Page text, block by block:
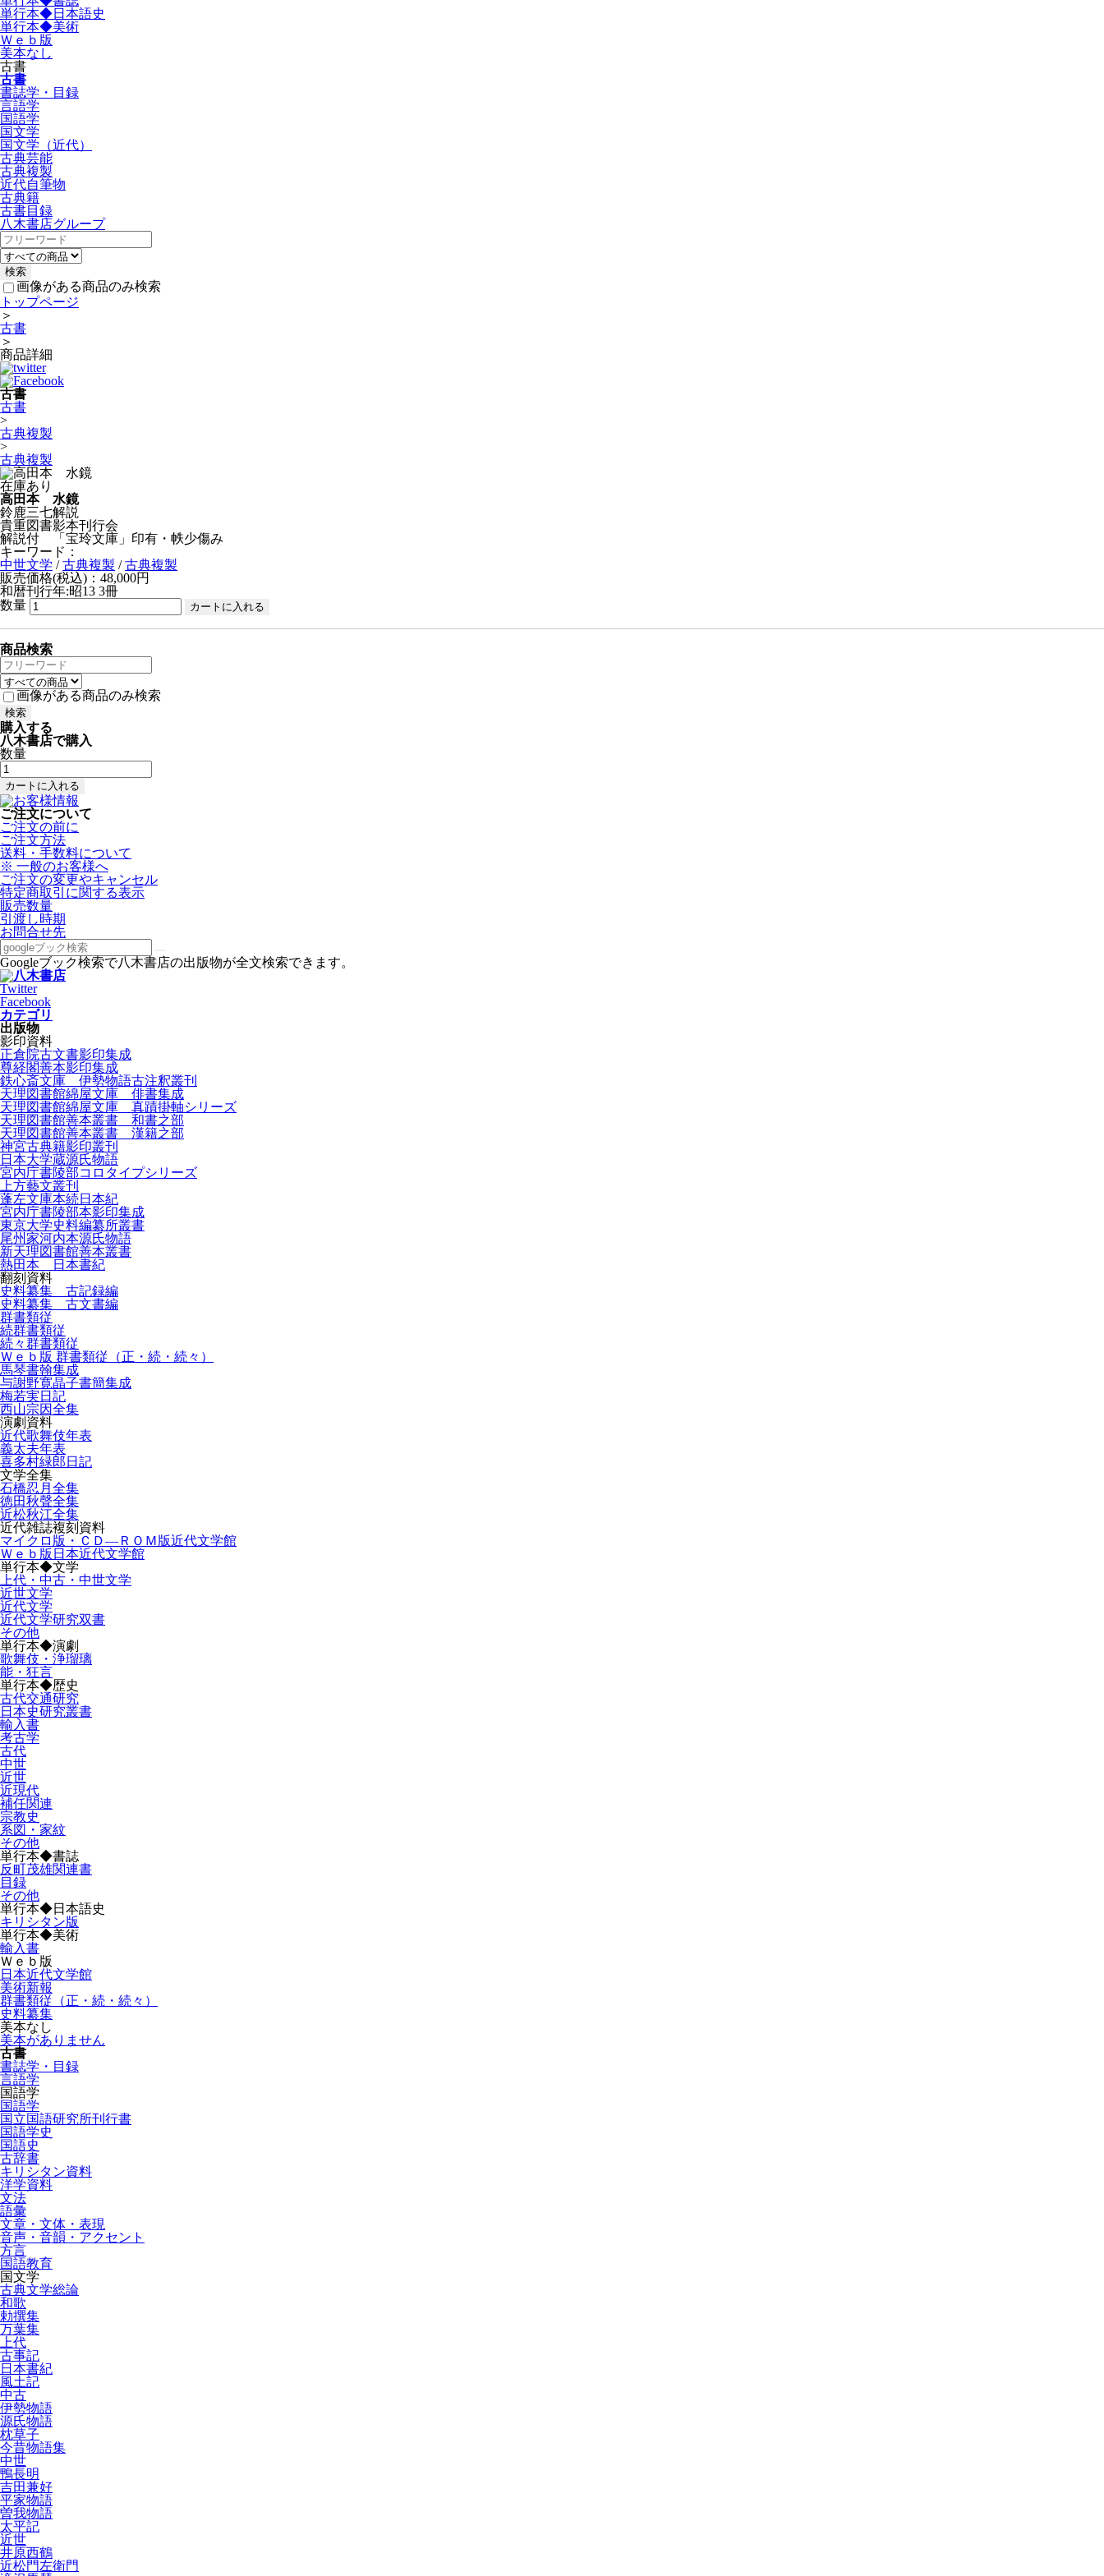
単行本◆日本語史
単行本◆美術
Ｗｅｂ版
美本なし
古書
古書
書誌学・目録
言語学
国語学
国文学
国文学（近代）
古典芸能
古典複製
近代自筆物
古典籍
古書目録
八木書店グループ
画像がある商品のみ検索
トップページ
＞
古書
＞
商品詳細
古書
古書
>
古典複製
>
古典複製
在庫あり
高田本 水鏡
鈴鹿三七解説
貴重図書影本刊行会
解説付 「宝玲文庫」印有・帙少傷み
キーワード：
中世文学 /古典複製 /古典複製
販売価格(税込)：48,000円
和暦刊行年:昭13 3冊
数量
商品検索
画像がある商品のみ検索
購入する
八木書店で購入
数量
ご注文について
ご注文の前に
ご注文方法
送料・手数料について
※ 一般のお客様へ
ご注文の変更やキャンセル
特定商取引に関する表示
販売数量
引渡し時期
お問合せ先
Googleブック検索で八木書店の出版物が全文検索できます。
Twitter
Facebook
カテゴリ
出版物
影印資料
正倉院古文書影印集成
尊経閣善本影印集成
鉄心斎文庫 伊勢物語古注釈叢刊
天理図書館綿屋文庫 俳書集成
天理図書館綿屋文庫 真蹟掛軸シリーズ
天理図書館善本叢書 和書之部
天理図書館善本叢書 漢籍之部
神宮古典籍影印叢刊
日本大学蔵源氏物語
宮内庁書陵部コロタイプシリーズ
上方藝文叢刊
蓬左文庫本続日本紀
宮内庁書陵部本影印集成
東京大学史料編纂所叢書
尾州家河内本源氏物語
新天理図書館善本叢書
熱田本 日本書紀
翻刻資料
史料纂集 古記録編
史料纂集 古文書編
群書類従
続群書類従
続々群書類従
Ｗｅｂ版 群書類従（正・続・続々）
馬琴書翰集成
与謝野寛晶子書簡集成
梅若実日記
西山宗因全集
演劇資料
近代歌舞伎年表
義太夫年表
喜多村緑郎日記
文学全集
石橋忍月全集
徳田秋聲全集
近松秋江全集
近代雑誌複刻資料
マイクロ版・ＣＤ―ＲＯＭ版近代文学館
Ｗｅｂ版日本近代文学館
単行本◆文学
上代・中古・中世文学
近世文学
近代文学
近代文学研究双書
その他
単行本◆演劇
歌舞伎・浄瑠璃
能・狂言
単行本◆歴史
古代交通研究
日本史研究叢書
輸入書
考古学
古代
中世
近世
近現代
補任関連
宗教史
系図・家紋
その他
単行本◆書誌
反町茂雄関連書
目録
その他
単行本◆日本語史
キリシタン版
単行本◆美術
輸入書
Ｗｅｂ版
日本近代文学館
美術新報
群書類従（正・続・続々）
史料纂集
美本なし
美本がありません
古書
書誌学・目録
言語学
国語学
国語学
国立国語研究所刊行書
国語学史
国語史
古辞書
キリシタン資料
洋学資料
文法
語彙
文章・文体・表現
音声・音韻・アクセント
方言
国語教育
国文学
古典文学総論
和歌
勅撰集
万葉集
上代
古事記
日本書紀
風土記
中古
伊勢物語
源氏物語
枕草子
今昔物語集
中世
鴨長明
吉田兼好
平家物語
曽我物語
太平記
近世
井原西鶴
近松門左衛門